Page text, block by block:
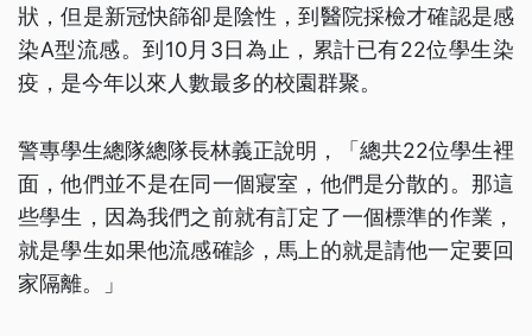
狀，但是新冠快篩卻是陰性，到醫院採檢才確認是感
染A型流感。到10月3日為止，累計已有22位學生染
疫，是今年以來人數最多的校園群聚。
警專學生總隊總隊長林義正說明，「總共22位學生裡
面，他們並不是在同一個寢室，他們是分散的。那這
些學生，因為我們之前就有訂定了一個標準的作業，
就是學生如果他流感確診，馬上的就是請他一定要回
家隔離。」